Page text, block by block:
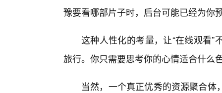
豫要看哪部片子时，后台可能已经为你
这种人性化的考量，让“在线观看
旅行。你只需要思考你的心情适合什么
当然，一个真正优秀的资源聚合体